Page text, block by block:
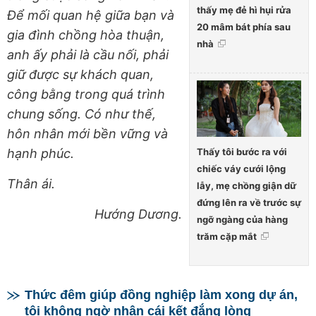
thấy mẹ đẻ hì hụi rửa
20 mâm bát phía sau
nhà
Thấy tôi bước ra với
chiếc váy cưới lộng
lẫy, mẹ chồng giận dữ
đứng lên ra về trước sự
ngỡ ngàng của hàng
trăm cặp mắt
Để mối quan hệ giữa bạn và
gia đình chồng hòa thuận,
anh ấy phải là cầu nối, phải
giữ được sự khách quan,
công bằng trong quá trình
chung sống. Có như thế,
hôn nhân mới bền vững và
hạnh phúc.
Thân ái.
Hướng Dương.
Thức đêm giúp đồng nghiệp làm xong dự án,
tôi không ngờ nhận cái kết đắng lòng